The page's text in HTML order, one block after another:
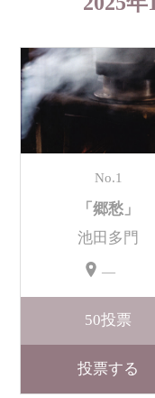
No.1
「郷愁」
池田多門
―
50投票
投票する